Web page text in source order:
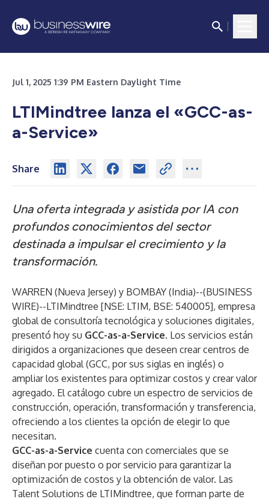
Jul 1, 2025 1:39 PM Eastern Daylight Time
LTIMindtree lanza el «GCC-as-
a-Service»
Share
Una oferta integrada y asistida por IA con
profundos conocimientos del sector
destinada a impulsar el crecimiento y la
transformación.
WARREN (Nueva Jersey) y BOMBAY (India)--(BUSINESS
WIRE)--LTIMindtree [NSE: LTIM, BSE: 540005], empresa
global de consultoría tecnológica y soluciones digitales,
presentó hoy su GCC-as-a-Service. Los servicios están
dirigidos a organizaciones que deseen crear centros de
capacidad global (GCC, por sus siglas en inglés) o
ampliar los existentes para optimizar costos y crear valor
agregado. El catálogo cubre un espectro de servicios de
construcción, operación, transformación y transferencia,
ofreciendo a los clientes la opción de elegir lo que
necesitan.
GCC-as-a-Service cuenta con comerciales que se
diseñan por puesto o por servicio para garantizar la
optimización de costos y la obtención de valor. Las
Talent Solutions de LTIMindtree, que forman parte de